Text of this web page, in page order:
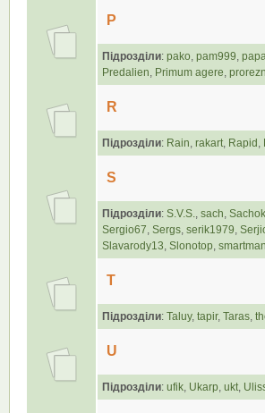
P
Підрозділи: pako, pam999,
Predalien, Primum agere,
R
Підрозділи: Rain, rakart, Rapid ,
S
Підрозділи: S.V.S., sach, Sachok
Sergio67, Sergs, serik1979,
Slavarody13, Slonotop, smartman
T
Підрозділи: Taluy, tapir, Taras,
U
Підрозділи: ufik, Ukarp, ukt,